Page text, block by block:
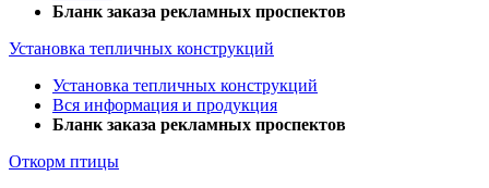
Бланк заказа рекламных проспектов
Установка тепличных конструкций
Установка тепличных конструкций
Вся информация и продукция
Бланк заказа рекламных проспектов
Откорм птицы